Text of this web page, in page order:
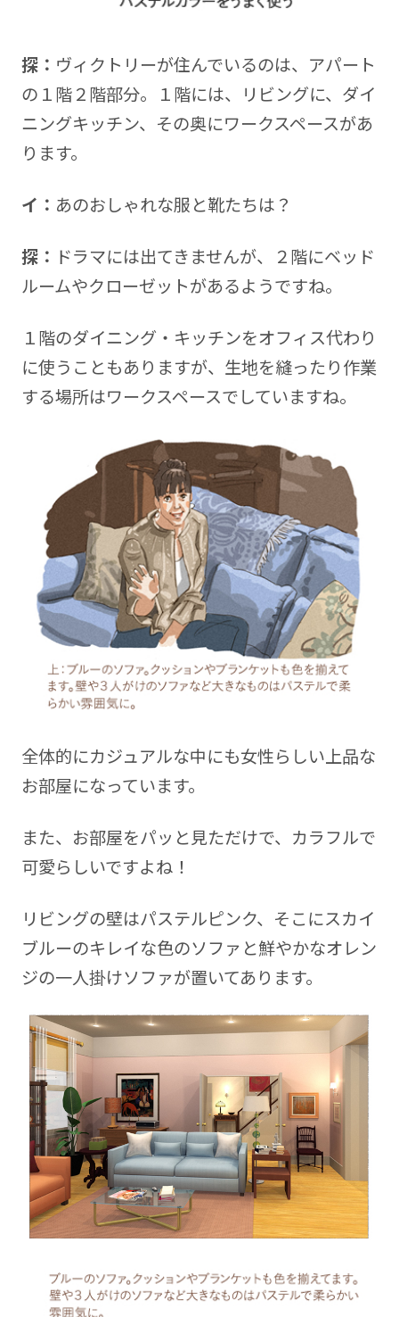
探： ヴィクトリーが住んでいるのは、アパート
の１階２階部分。１階には、リビングに、ダイ
ニングキッチン、その奥にワークスペースがあ
ります。
イ： あのおしゃれな服と靴たちは？
探： ドラマには出てきませんが、２階にベッド
ルームやクローゼットがあるようですね。
１階のダイニング・キッチンをオフィス代わり
に使うこともありますが、生地を縫ったり作業
する場所はワークスペースでしていますね。
全体的にカジュアルな中にも女性らしい上品な
お部屋になっています。
また、お部屋をパッと見ただけで、カラフルで
可愛らしいですよね！
リビングの壁はパステルピンク、そこにスカイ
ブルーのキレイな色のソファと鮮やかなオレン
ジの一人掛けソファが置いてあります。